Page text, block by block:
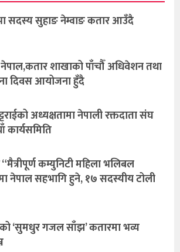
सदस्य सुहाङ नेम्वाङ कतार आउँदै
नेपाल,कतार शाखाको पाँचौँ अधिवेशन तथा
दिवस आयोजना हुँदै
अध्यक्षतामा नेपाली रक्तदाता संघ
कार्यसमिति
कम्युनिटी महिला भलिबल
नेपाल सहभागि हुने, १७ सदस्यीय टोली
‘सुमधुर गजल साँझ’ कतारमा भव्य